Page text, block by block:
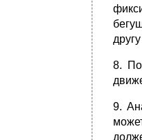
8.
9.